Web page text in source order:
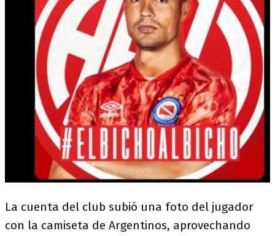
La cuenta del club subió una foto del jugador
con la camiseta de Argentinos, aprovechando